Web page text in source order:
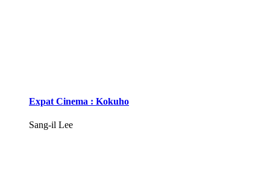
Expat Cinema : Kokuho
Sang-il Lee